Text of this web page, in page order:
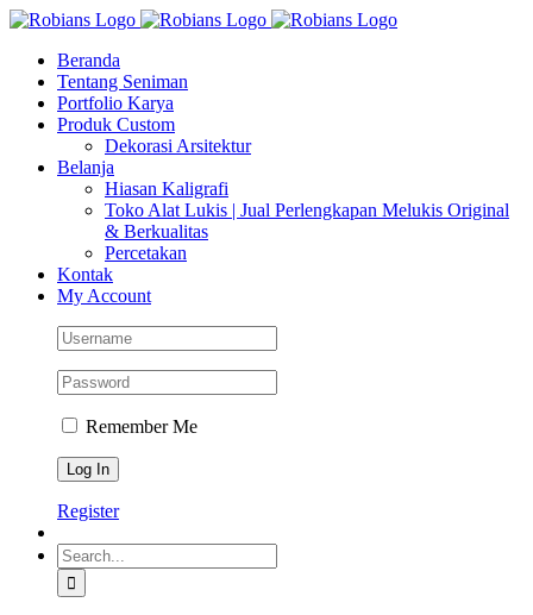
Skip
content
Facebook
Instagram
YouTube
WhatsApp
Tiktok
Beranda
Tentang Seniman
Portfolio Karya
Produk Custom
Dekorasi Arsitektur
Belanja
Hiasan Kaligrafi
Toko Alat Lukis | Jual Perlengkapan Melukis Original
& Berkualitas
Percetakan
Kontak
My Account
Remember Me
Register
Search
for: